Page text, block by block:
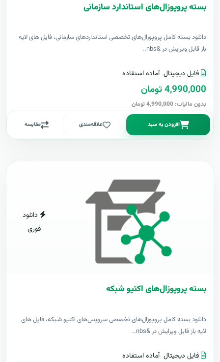
بسته پروپوزال‌های استاندارد سازمانی
دانلود بسته کامل پروپوزال‌های تخصصی استانداردهای سازمانی، فایل های لایه
باز قابل ویرایش در &nbs..
فایل دیجیتال آماده استفاده
4,990,000 تومان
بدون مالیات: 4,990,000 تومان
افزودن به سبد علاقه‌مندی مقایسه
دانلود
فوری
بسته پروپوزال‌های اکتیو شبکه
دانلود بسته کامل پروپوزال‌های تخصصی سرویس‌های اکتیو شبکه، فایل های
لایه باز قابل ویرایش در &nbs..
فایل دیجیتال آماده استفاده